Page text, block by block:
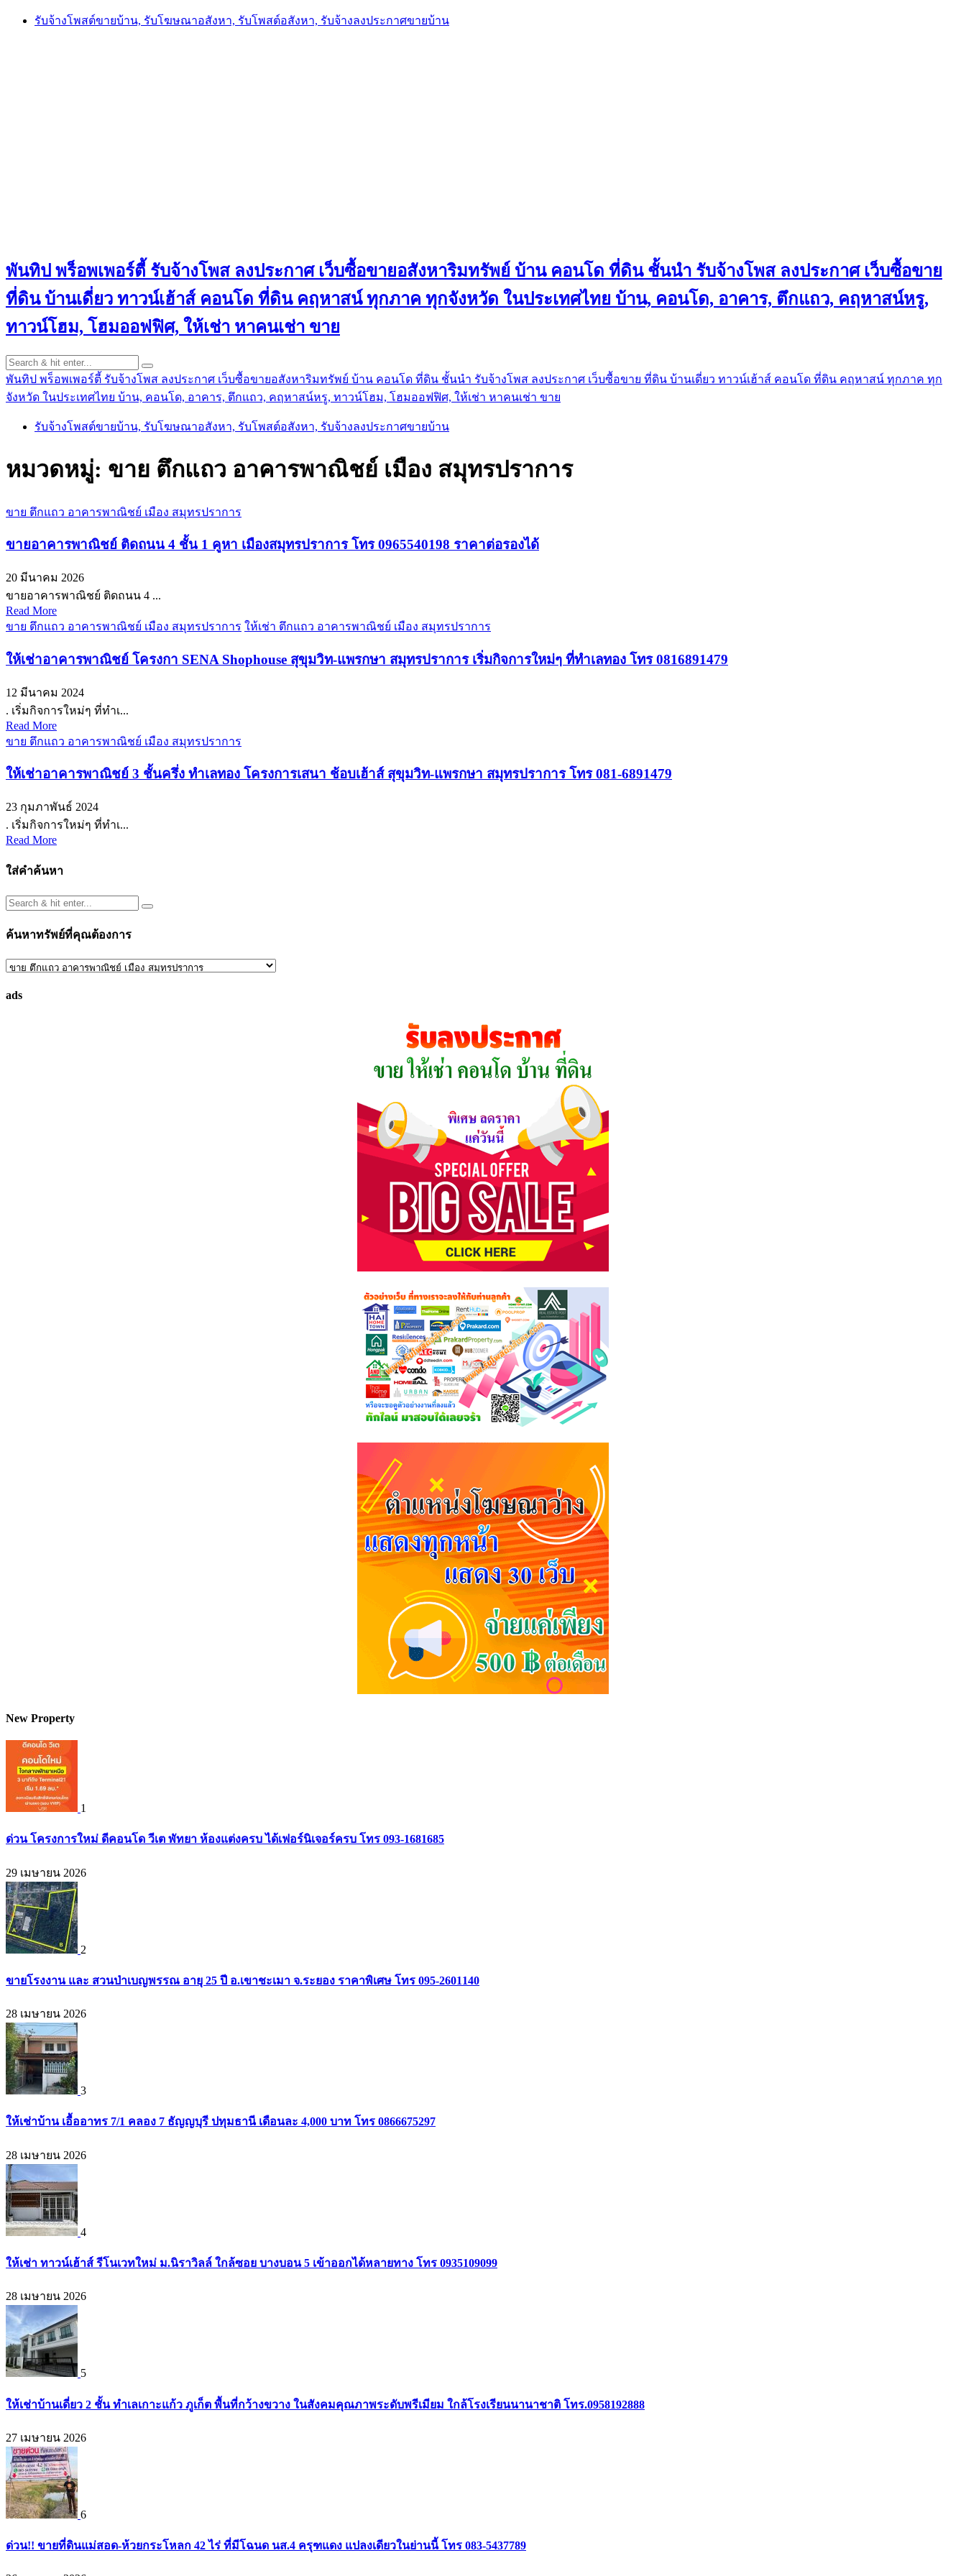
Skip
รับจ้างโพสต์ขายบ้าน, รับโฆษณาอสังหา, รับโพสต์อสังหา, รับจ้างลงประกาศขายบ้าน
พันทิป พร็อพเพอร์ตี้ รับจ้างโพส ลงประกาศ เว็บซื้อขายอสังหาริมทรัพย์ บ้าน คอนโด ที่ดิน ชั้นนำ รับจ้างโพส ลงประกาศ เว็บซื้อขาย
ที่ดิน บ้านเดี่ยว ทาวน์เฮ้าส์ คอนโด ที่ดิน คฤหาสน์ ทุกภาค ทุกจังหวัด ในประเทศไทย บ้าน, คอนโด, อาคาร, ตึกแถว, คฤหาสน์หรู,
ทาวน์โฮม, โฮมออฟฟิศ, ให้เช่า หาคนเช่า ขาย
พันทิป พร็อพเพอร์ตี้ รับจ้างโพส ลงประกาศ เว็บซื้อขายอสังหาริมทรัพย์ บ้าน คอนโด ที่ดิน ชั้นนำ รับจ้างโพส ลงประกาศ เว็บซื้อขาย ที่ดิน บ้านเดี่ยว ทาวน์เฮ้าส์ คอนโด ที่ดิน คฤหาสน์ ทุกภาค ทุก
จังหวัด ในประเทศไทย บ้าน, คอนโด, อาคาร, ตึกแถว, คฤหาสน์หรู, ทาวน์โฮม, โฮมออฟฟิศ, ให้เช่า หาคนเช่า ขาย
รับจ้างโพสต์ขายบ้าน, รับโฆษณาอสังหา, รับโพสต์อสังหา, รับจ้างลงประกาศขายบ้าน
หมวดหมู่: ขาย ตึกแถว อาคารพาณิชย์ เมือง สมุทรปราการ
ขาย ตึกแถว อาคารพาณิชย์ เมือง สมุทรปราการ
ขายอาคารพาณิชย์ ติดถนน 4 ชั้น 1 คูหา เมืองสมุทรปราการ โทร 0965540198 ราคาต่อรองได้
20 มีนาคม 2026
ขายอาคารพาณิชย์ ติดถนน 4 ...
Read More
ขาย ตึกแถว อาคารพาณิชย์ เมือง สมุทรปราการ ให้เช่า ตึกแถว อาคารพาณิชย์ เมือง สมุทรปราการ
ให้เช่าอาคารพาณิชย์ โครงกา SENA Shophouse สุขุมวิท-แพรกษา สมุทรปราการ เริ่มกิจการใหม่ๆ ที่ทำเลทอง โทร 0816891479
12 มีนาคม 2024
. เริ่มกิจการใหม่ๆ ที่ทำเ...
Read More
ขาย ตึกแถว อาคารพาณิชย์ เมือง สมุทรปราการ
ให้เช่าอาคารพาณิชย์ 3 ชั้นครึ่ง ทำเลทอง โครงการเสนา ช้อบเฮ้าส์ สุขุมวิท-แพรกษา สมุทรปราการ โทร 081-6891479
23 กุมภาพันธ์ 2024
. เริ่มกิจการใหม่ๆ ที่ทำเ...
Read More
ใส่คำค้นหา
ค้นหาทรัพย์ที่คุณต้องการ
ค้นหา
ที่
ads
New Property
1
ด่วน โครงการใหม่ ดีคอนโด วีเต พัทยา ห้องแต่งครบ ได้เฟอร์นิเจอร์ครบ โทร 093-1681685
29 เมษายน 2026
2
ขายโรงงาน และ สวนป่าเบญพรรณ อายุ 25 ปี อ.เขาชะเมา จ.ระยอง ราคาพิเศษ โทร 095-2601140
28 เมษายน 2026
3
ให้เช่าบ้าน เอื้ออาทร 7/1 คลอง 7 ธัญญบุรี ปทุมธานี เดือนละ 4,000 บาท โทร 0866675297
28 เมษายน 2026
4
ให้เช่า ทาวน์เฮ้าส์ รีโนเวทใหม่ ม.นิราวิลล์ ใกล้ซอย บางบอน 5 เข้าออกได้หลายทาง โทร 0935109099
28 เมษายน 2026
5
ให้เช่าบ้านเดี่ยว 2 ชั้น ทำเลเกาะแก้ว ภูเก็ต พื้นที่กว้างขวาง ในสังคมคุณภาพระดับพรีเมียม ใกล้โรงเรียนนานาชาติ โทร.0958192888
27 เมษายน 2026
6
ด่วน!! ขายที่ดินแม่สอด-ห้วยกระโหลก 42 ไร่ ที่มีโฉนด นส.4 ครุฑแดง แปลงเดียวในย่านนี้ โทร 083-5437789